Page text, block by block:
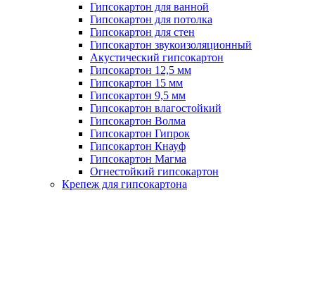
Гипсокартон для ванной
Гипсокартон для потолка
Гипсокартон для стен
Гипсокартон звукоизоляционный
Акустический гипсокартон
Гипсокартон 12,5 мм
Гипсокартон 15 мм
Гипсокартон 9,5 мм
Гипсокартон влагостойкий
Гипсокартон Волма
Гипсокартон Гипрок
Гипсокартон Кнауф
Гипсокартон Магма
Огнестойкий гипсокартон
Крепеж для гипсокартона